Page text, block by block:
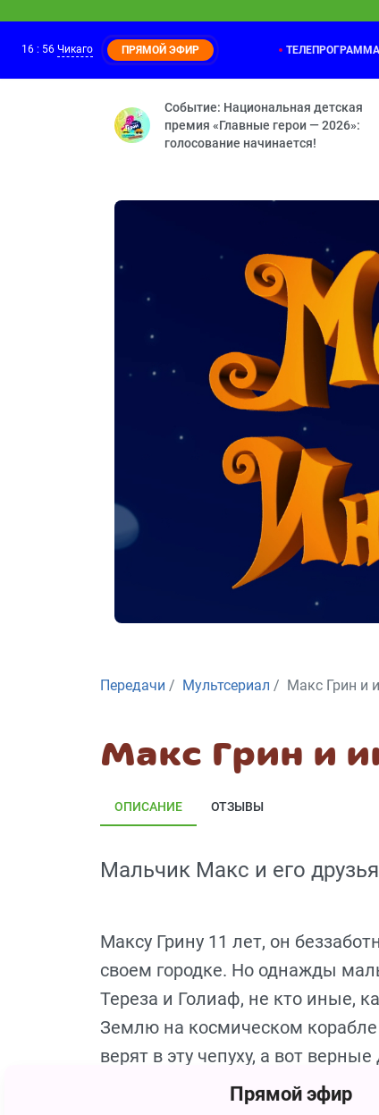
16:35
Маша и Медведь
Круги на траве — Пикник в
16 : 56 Чикаго ПРЯМОЙ ЭФИР ТЕЛЕПРОГРАММА
Событие: Национальная детская
премия «Главные герои — 2026»:
голосование начинается!
Передачи Мультсериал Макс Грин и
Макс Грин и
ОПИСАНИЕ ОТЗЫВЫ
Мальчик Макс и его
Максу Грину 11 лет, он
своем городке. Но однажды
Тереза и Голиаф, не кто иные,
Землю на космическом
верят в эту чепуху, а вот
и учёный Саймон — готовы во
Прямой эфир